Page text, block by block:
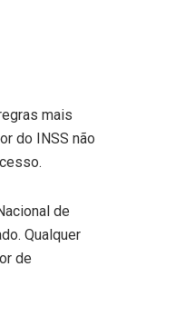
mais
do INSS não
de
Qualquer
de